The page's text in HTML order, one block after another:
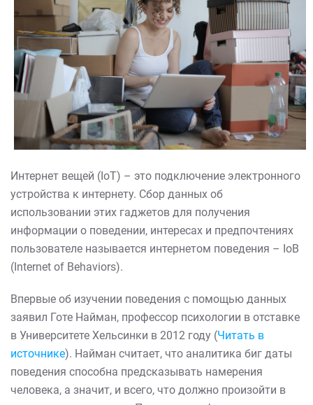
Интернет вещей (IoT) – это подключение электронного
устройства к интернету. Сбор данных об
использовании этих гаджетов для получения
информации о поведении, интересах и предпочтениях
пользователе называется интернетом поведения – IoB
(Internet of Behaviors).
Впервые об изучении поведения с помощью данных
заявил Готе Найман, профессор психологии в отставке
в Университете Хельсинки в 2012 году (Читать в
источнике). Найман считает, что аналитика биг даты
поведения способна предсказывать намерения
человека, а значит, и всего, что должно произойти в